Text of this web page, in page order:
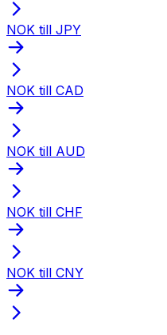
NOK till JPY
NOK till CAD
NOK till AUD
NOK till CHF
NOK till CNY